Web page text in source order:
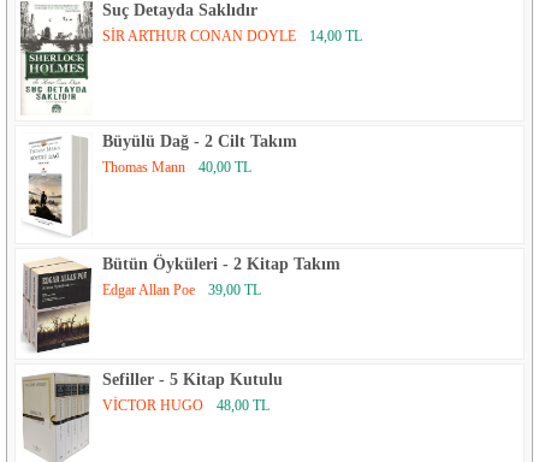
Suç Detayda Saklıdır
SİR ARTHUR CONAN DOYLE 14,00 TL
Büyülü Dağ - 2 Cilt Takım
Thomas Mann 40,00 TL
Bütün Öyküleri - 2 Kitap Takım
Edgar Allan Poe 39,00 TL
Sefiller - 5 Kitap Kutulu
VİCTOR HUGO 48,00 TL